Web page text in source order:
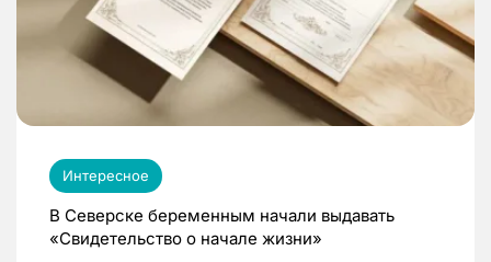
Интересное
В Северске беременным начали выдавать
«Свидетельство о начале жизни»